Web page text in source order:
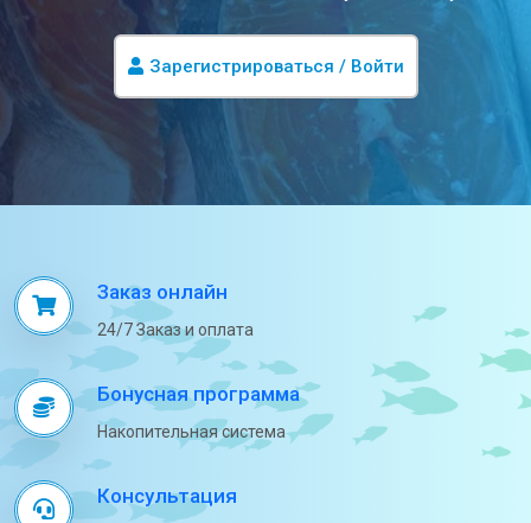
Зарегистрироваться / Войти
Заказ онлайн
24/7 Заказ и оплата
Бонусная программа
Накопительная система
Консультация